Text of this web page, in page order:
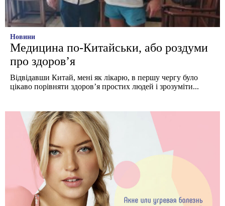
Новини
Медицина по-Китайськи, або роздуми
про здоров’я
Відвідавши Китай, мені як лікарю, в першу чергу було
цікаво порівняти здоров’я простих людей і зрозуміти...